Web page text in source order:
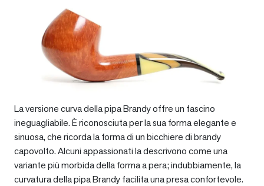
La versione curva della pipa Brandy offre un fascino
ineguagliabile. È riconosciuta per la sua forma elegante e
sinuosa, che ricorda la forma di un bicchiere di brandy
capovolto. Alcuni appassionati la descrivono come una
variante più morbida della forma a pera; indubbiamente, la
curvatura della pipa Brandy facilita una presa confortevole.